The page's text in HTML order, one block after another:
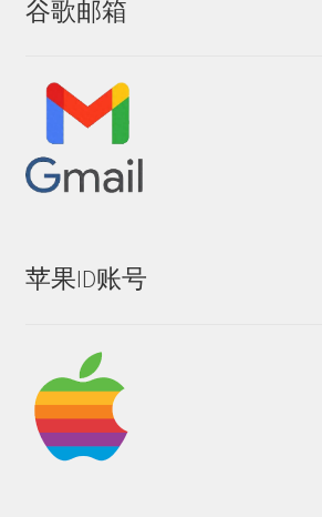
谷歌邮箱
苹果ID账号